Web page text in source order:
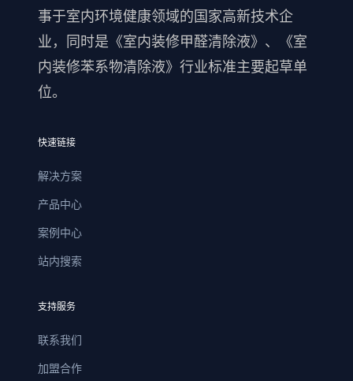
事于室内环境健康领域的国家高新技术企
业，同时是《室内装修甲醛清除液》、《室
内装修苯系物清除液》行业标准主要起草单
位。
快速链接
解决方案
产品中心
案例中心
站内搜索
支持服务
联系我们
加盟合作